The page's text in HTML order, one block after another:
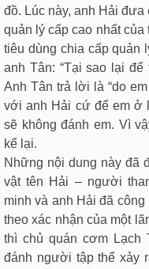
đồ. Lúc này, anh Hải
quản lý cấp cao nhất
tiêu dùng chia cấp quản
anh Tân: “Tại sao lại
Anh Tân trả lời là “do
với anh Hải cứ để em ở
sẽ không đánh em. Vì
kể lại.
Những nội dung này đã
vật tên Hải – người
minh và anh Hải đã
theo xác nhận của một
thì chủ quán cơm Lạch
đánh người tập thể xảy